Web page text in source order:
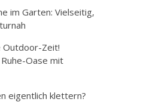
im Garten: Vielseitig,
Outdoor-Zeit!
Oase mit
eigentlich klettern?